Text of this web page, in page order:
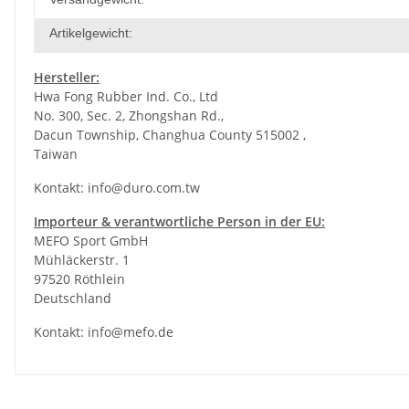
Artikelgewicht:
Hersteller:
Hwa Fong Rubber Ind. Co., Ltd
No. 300, Sec. 2, Zhongshan Rd.,
Dacun Township, Changhua County 515002 ,
Taiwan
Kontakt: info@duro.com.tw
Importeur & verantwortliche Person in der EU:
MEFO Sport GmbH
Mühläckerstr. 1
97520 Röthlein
Deutschland
Kontakt: info@mefo.de